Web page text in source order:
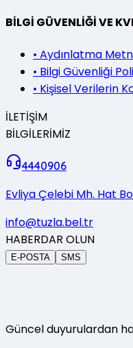
BİLGİ GÜVENLİĞİ VE
• Aydınlatma
• Bilgi Güvenliği
• Kişisel Verilerin
İLETİŞİM
BİLGİLERİMİZ
4440906
Evliya Çelebi Mh. Hat
info@tuzla.bel.tr
HABERDAR OLUN
E-POSTA SMS
Güncel duyurulardan